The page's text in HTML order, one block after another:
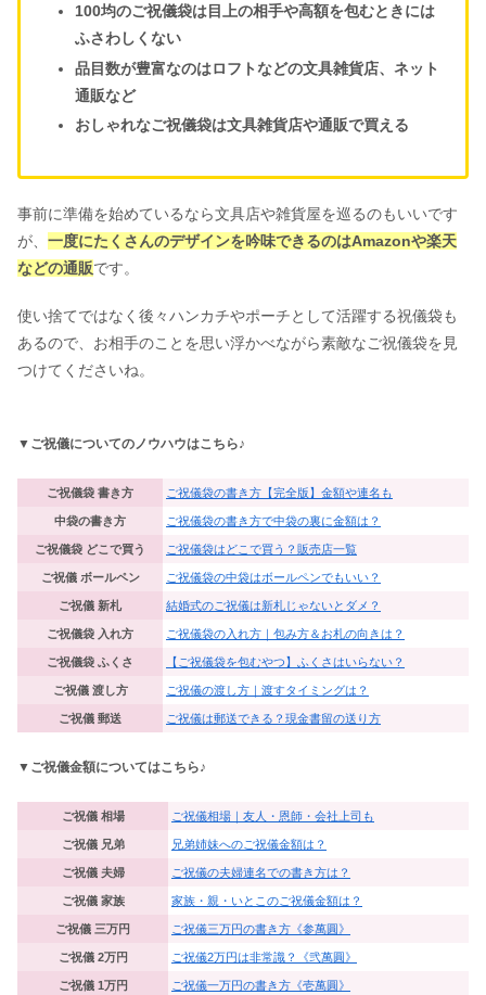
100均のご祝儀袋は目上の相手や高額を包むときには
ふさわしくない
品目数が豊富なのはロフトなどの文具雑貨店、ネット
通販など
おしゃれなご祝儀袋は文具雑貨店や通販で買える
事前に準備を始めているなら文具店や雑貨屋を巡るのもいいです
が、 一度にたくさんのデザインを吟味できるのはAmazonや楽天
などの通販です。
使い捨てではなく後々ハンカチやポーチとして活躍する祝儀袋も
あるので、お相手のことを思い浮かべながら素敵なご祝儀袋を見
つけてくださいね。
▼ご祝儀についてのノウハウはこちら♪
ご祝儀袋 書き方 ご祝儀袋の書き方【完全版】金額や連名も
中袋の書き方 ご祝儀袋の書き方で中袋の裏に金額は？
ご祝儀袋 どこで買う ご祝儀袋はどこで買う？販売店一覧
ご祝儀 ボールペン ご祝儀袋の中袋はボールペンでもいい？
ご祝儀 新札 結婚式のご祝儀は新札じゃないとダメ？
ご祝儀袋 入れ方 ご祝儀袋の入れ方｜包み方＆お札の向きは？
ご祝儀袋 ふくさ 【ご祝儀袋を包むやつ】ふくさはいらない？
ご祝儀 渡し方 ご祝儀の渡し方｜渡すタイミングは？
ご祝儀 郵送 ご祝儀は郵送できる？現金書留の送り方
▼ご祝儀金額についてはこちら♪
ご祝儀 相場 ご祝儀相場｜友人・恩師・会社上司も
ご祝儀 兄弟 兄弟姉妹へのご祝儀金額は？
ご祝儀 夫婦 ご祝儀の夫婦連名での書き方は？
ご祝儀 家族 家族・親・いとこのご祝儀金額は？
ご祝儀 三万円 ご祝儀三万円の書き方《参萬圓》
ご祝儀 2万円 ご祝儀2万円は非常識？《弐萬圓》
ご祝儀 1万円 ご祝儀一万円の書き方《壱萬圓》